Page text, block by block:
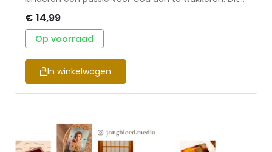
verlangen hebben hun kroost een levend geloof
mee te geven. In dit boek staan op de Bijbel
gebaseerde richtlijnen over het opvoeden van
kinderen, en uit het leven gegrepen, concrete
voorbeelden over hoe je dat in de praktijk brengt.
Alle levensfasen van kinderen komen aan bod: van
de geboorte totdat ze jongvolwassen zijn.
€ 14,99
Op voorraad
In winkelwagen